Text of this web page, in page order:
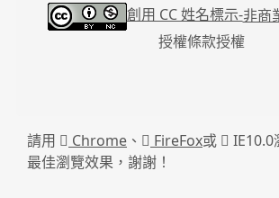
創用 CC 姓名標示-非商
授權條款授權
請用 Chrome 、 FireFox或
IE10.0
最佳瀏覽效果，謝謝！